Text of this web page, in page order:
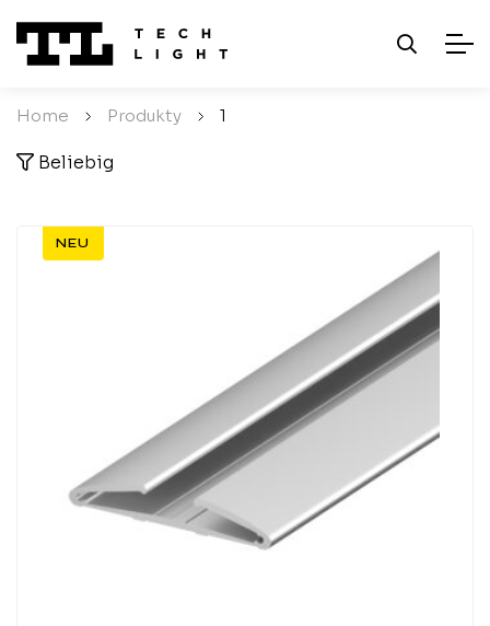
Home / Produkty / 1
Beliebig
NEU